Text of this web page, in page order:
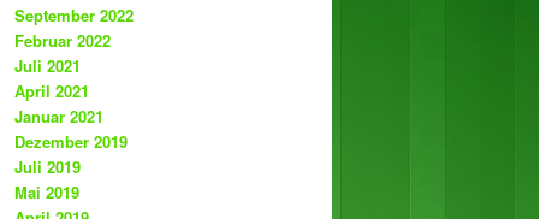
September 2022
Februar 2022
Juli 2021
April 2021
Januar 2021
Dezember 2019
Juli 2019
Mai 2019